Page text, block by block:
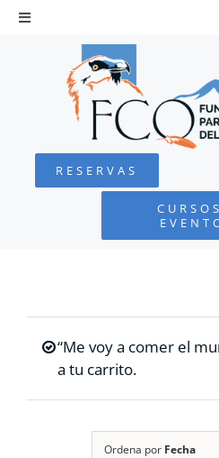
Saltar
Toggle
Navigation
QUEBRANTAHUESOS
FUNDACIÓN
RESERVAS
“Me voy a comer el
a tu carrito.
Ordena por Fecha